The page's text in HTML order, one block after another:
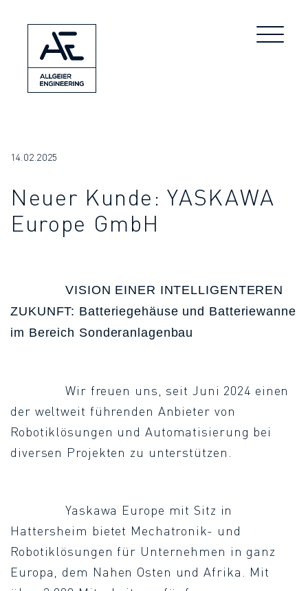
14.02.2025
Neuer Kunde: YASKAWA
Europe GmbH
VISION EINER INTELLIGENTEREN
ZUKUNFT: Batteriegehäuse und Batteriewanne
im Bereich Sonderanlagenbau
Wir freuen uns, seit Juni 2024 einen
der weltweit führenden Anbieter von
Robotiklösungen und Automatisierung bei
diversen Projekten zu unterstützen.
Yaskawa Europe mit Sitz in
Hattersheim bietet Mechatronik- und
Robotiklösungen für Unternehmen in ganz
Europa, dem Nahen Osten und Afrika. Mit